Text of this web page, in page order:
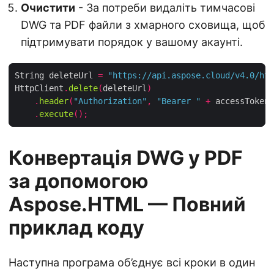
Очистити - За потреби видаліть тимчасові
DWG та PDF файли з хмарного сховища, щоб
підтримувати порядок у вашому акаунті.
String deleteUrl =
"https://api.aspose.cloud/v4.0/
HttpClient . delete(deleteUrl )
. header( "Authorization" , "Bearer " + accessToken
. execute();
Конвертація DWG у PDF
за допомогою
Aspose.HTML — Повний
приклад коду
Наступна програма об’єднує всі кроки в один